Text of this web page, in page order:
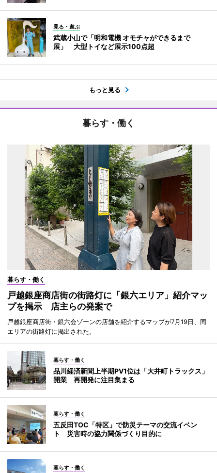
見る・遊ぶ
武蔵小山で「明和電機 オモチャができるまで
展」 大型トイなど展示100点超
もっと見る
暮らす・働く
暮らす・働く
戸越銀座商店街の街路灯に「銀六エリア」紹介マッ
プを掲示 店主らの発案で
戸越銀座商店街・銀六会ゾーンの店舗を紹介するマップが7月19日、同
エリアの街路灯に掲出された。
暮らす・働く
品川経済新聞上半期PV1位は「大井町トラックス」
開業 再開発に注目集まる
暮らす・働く
五反田TOC「特区」で防災テーマの交流イベン
ト 災害時の協力関係づくり目的に
暮らす・働く